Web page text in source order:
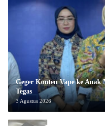
Geger Konten Vape ke Anak
Tegas
3 Agustus 2026